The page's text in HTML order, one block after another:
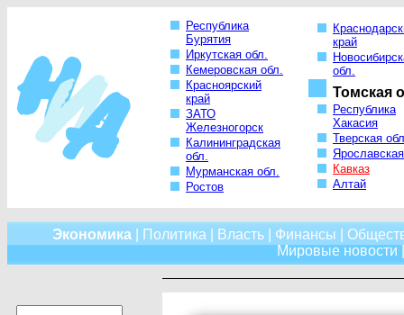
Республика
Бурятия
Иркутская обл.
Кемеровская обл.
Красноярский
край
ЗАТО
Железногорск
Калининградская
обл.
Мурманская обл.
Ростов
край
обл.
Томская
Республика
Хакасия
Тверская
Кавказ
Алтай
Экономика| Политика Власть| Финансы
Мировые новости